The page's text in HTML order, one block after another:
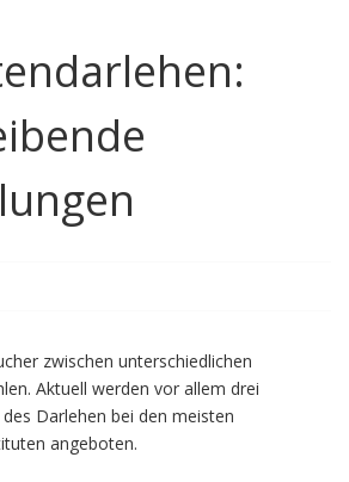
zwischen unterschiedlichen
Aktuell werden vor allem drei
Darlehen bei den meisten
angeboten.